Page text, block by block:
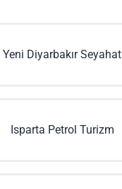
Yeni Diyarbakır Seyahat
Isparta Petrol Turizm